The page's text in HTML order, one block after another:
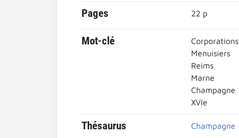
Pages 22 p
Mot-clé
Corporations
Menuisiers
Reims
Marne
Champagne
XVIe
Thésaurus
Champagne